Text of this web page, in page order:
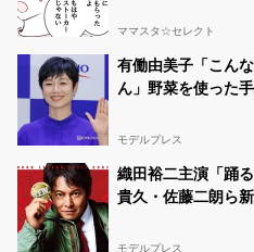
ママスタ☆セレクト
有働由美子「こん
ん」野菜を使った
モデルプレス
織田裕二主演「踊
貴久・佐藤二朗ら
モデルプレス